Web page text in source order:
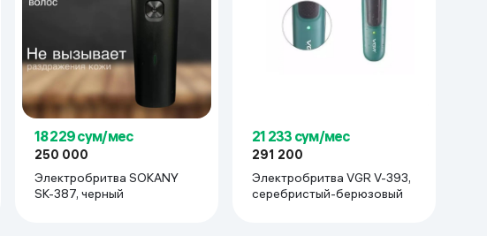
18 229 сум/мес
250 000
Электробритва SOKANY
SK-387, черный
21 233 сум/мес
291 200
Электробритва VGR V-393,
серебристый-берюзовый